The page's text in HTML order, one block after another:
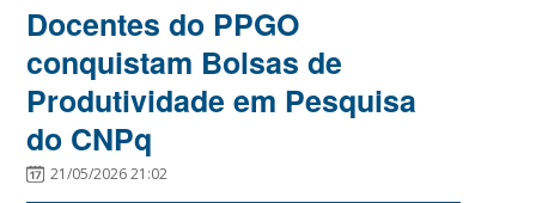
Docentes do PPGO
conquistam Bolsas de
Produtividade em Pesquisa
do CNPq
21/05/2026 21:02